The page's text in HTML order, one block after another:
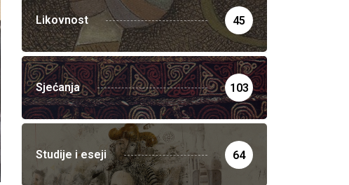
Likovnost 45
Sjećanja 103
Studije i eseji 64